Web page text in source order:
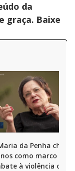
da
graça. Baixe
da Penha chega
como marco no
à violência